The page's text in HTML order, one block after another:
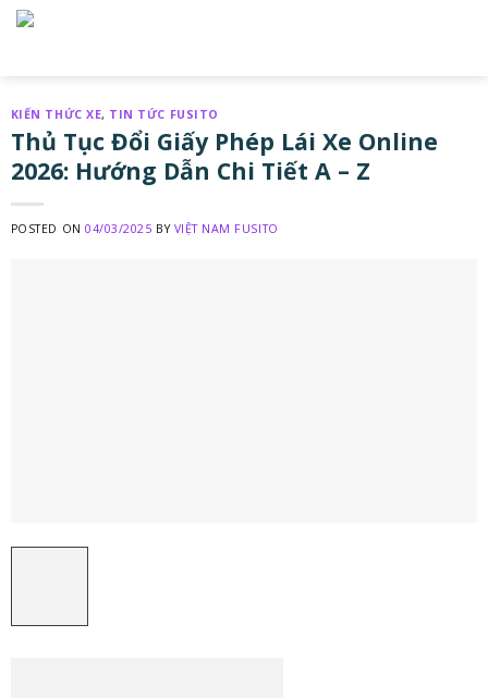
Skip
KIẾN THỨC XE, TIN TỨC FUSITO
Thủ Tục Đổi Giấy Phép Lái Xe Online
2026: Hướng Dẫn Chi Tiết A – Z
POSTED ON04/03/2025 BY VIỆT NAM FUSITO